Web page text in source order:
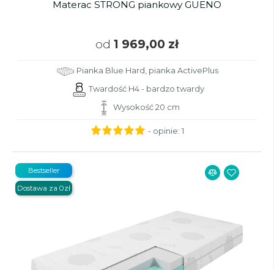
Materac STRONG piankowy GUENO
od 1 969,00 zł
Pianka Blue Hard, pianka ActivePlus
Twardość H4 - bardzo twardy
Wysokość 20 cm
- opinie: 1
Bestseller
Dostawa za 0zł